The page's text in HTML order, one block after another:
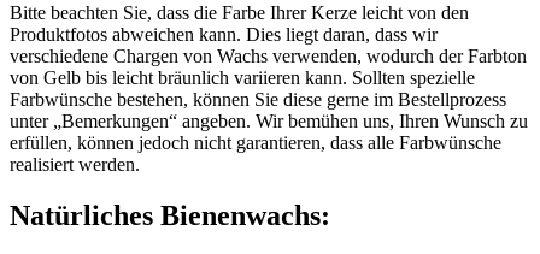
Bitte beachten Sie, dass die Farbe Ihrer Kerze leicht von den
Produktfotos abweichen kann. Dies liegt daran, dass wir
verschiedene Chargen von Wachs verwenden, wodurch der Farbton
von Gelb bis leicht bräunlich variieren kann. Sollten spezielle
Farbwünsche bestehen, können Sie diese gerne im Bestellprozess
unter „Bemerkungen“ angeben. Wir bemühen uns, Ihren Wunsch zu
erfüllen, können jedoch nicht garantieren, dass alle Farbwünsche
realisiert werden.
Natürliches Bienenwachs: